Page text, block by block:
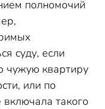
полномочий
суду, если
чужую квартиру
или по
такого